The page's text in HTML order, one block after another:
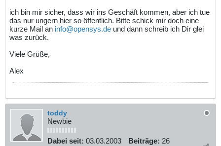
ich bin mir sicher, dass wir ins Geschäft kommen, aber ich tue
das nur ungern hier so öffentlich. Bitte schick mir doch eine
kurze Mail an info@opensys.de und dann schreib ich Dir glei
was zurück.
Viele Grüße,
Alex
toddy
Newbie
Dabei seit: 03.03.2003 Beiträge: 26